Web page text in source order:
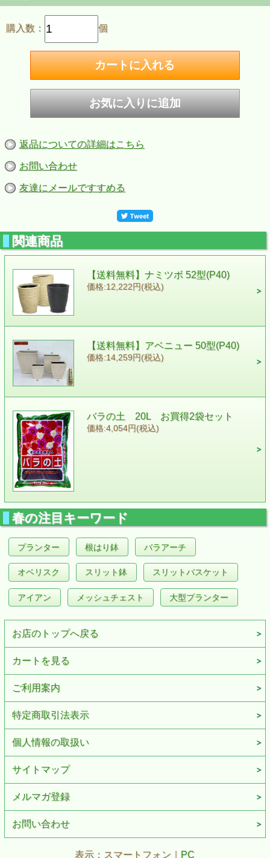
購入数： 個
返品についての詳細はこちら
お問い合わせ
友達にメールですすめる
関連商品
【送料無料】ナミツボ 52型(P40)
価格:12,222円(税込)
【送料無料】アベニュー 50型(P40)
価格:14,259円(税込)
バラの土 20L お買得2袋セット
価格:4,054円(税込)
春の注目キーワード
プランター 根はり鉢 バラアーチ
オベリスク スリット鉢 スリットバスケット
アイアン メッシュチェスト 大型プランター
お店のトップへ戻る
カートを見る
ご利用案内
特定商取引法表示
個人情報の取扱い
サイトマップ
メルマガ登録
お問い合わせ
表示：スマートフォン｜ PC